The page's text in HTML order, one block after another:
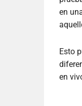
en
Esto
en